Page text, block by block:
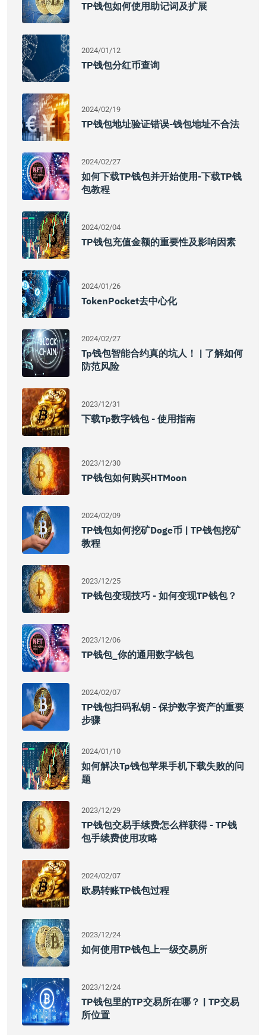
TP钱包如何使用助记词及扩展
2024/01/12
TP钱包分红币查询
2024/02/19
TP钱包地址验证错误-钱包地址不合法
2024/02/27
如何下载TP钱包并开始使用-下载TP钱
包教程
2024/02/04
TP钱包充值金额的重要性及影响因素
2024/01/26
TokenPocket去中心化
2024/02/27
Tp钱包智能合约真的坑人！ | 了解如何
防范风险
2023/12/31
下载tp数字钱包 - 使用指南
2023/12/30
TP钱包如何购买HTMoon
2024/02/09
TP钱包如何挖矿Doge币 | TP钱包挖矿
教程
2023/12/25
TP钱包变现技巧 - 如何变现TP钱包？
2023/12/06
TP钱包_你的通用数字钱包
2024/02/07
TP钱包扫码私钥 - 保护数字资产的重要
步骤
2024/01/10
如何解决tp钱包苹果手机下载失败的问
题
2023/12/29
TP钱包交易手续费怎么样获得 - TP钱
包手续费使用攻略
2024/02/07
欧易转账TP钱包过程
2023/12/24
如何使用TP钱包上一级交易所
2023/12/24
TP钱包里的TP交易所在哪？ | TP交易
所位置